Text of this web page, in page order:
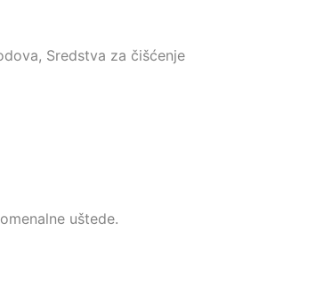
, Sredstva za čišćenje
uštede.